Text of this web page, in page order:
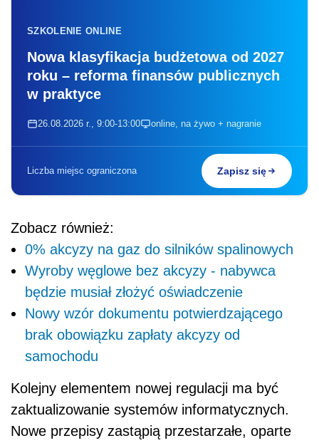
SZKOLENIE ONLINE
Nowa klasyfikacja budżetowa od 2027
roku – reforma finansów publicznych
w praktyce
26.08.2026 r., 9:00-13:00 online, na żywo + nagranie
Liczba miejsc ograniczona Zapisz się
Zobacz również:
0% akcyzy na gaz do silników spalinowych
Wyroby węglowe bez akcyzy - nabywca
będzie musiał złożyć oświadczenie
Nowy wzór dokumentu potwierdzającego
brak obowiązku zapłaty akcyzy od
samochodu
Kolejny elementem nowej regulacji ma być
zaktualizowanie systemów informatycznych.
Nowe przepisy zastąpią przestarzałe, oparte